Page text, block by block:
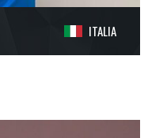
ITALIA